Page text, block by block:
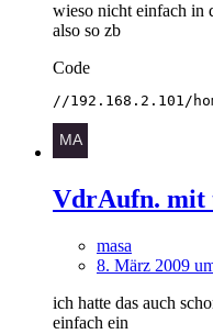
wieso nicht einfach in
also so zb
Code
//192.168.2.101/
VdrAufn. mit
masa
8. März 2009
ich hatte das auch
einfach ein